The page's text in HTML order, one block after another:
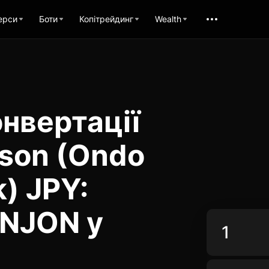
Боти Копітрейдинг Wealth
(Ondo
JPY:
у